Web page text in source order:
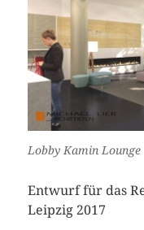
Lobby Kamin Lounge
Entwurf für das
Leipzig 2017